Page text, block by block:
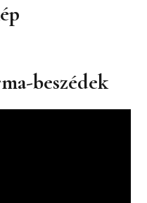
beszédek